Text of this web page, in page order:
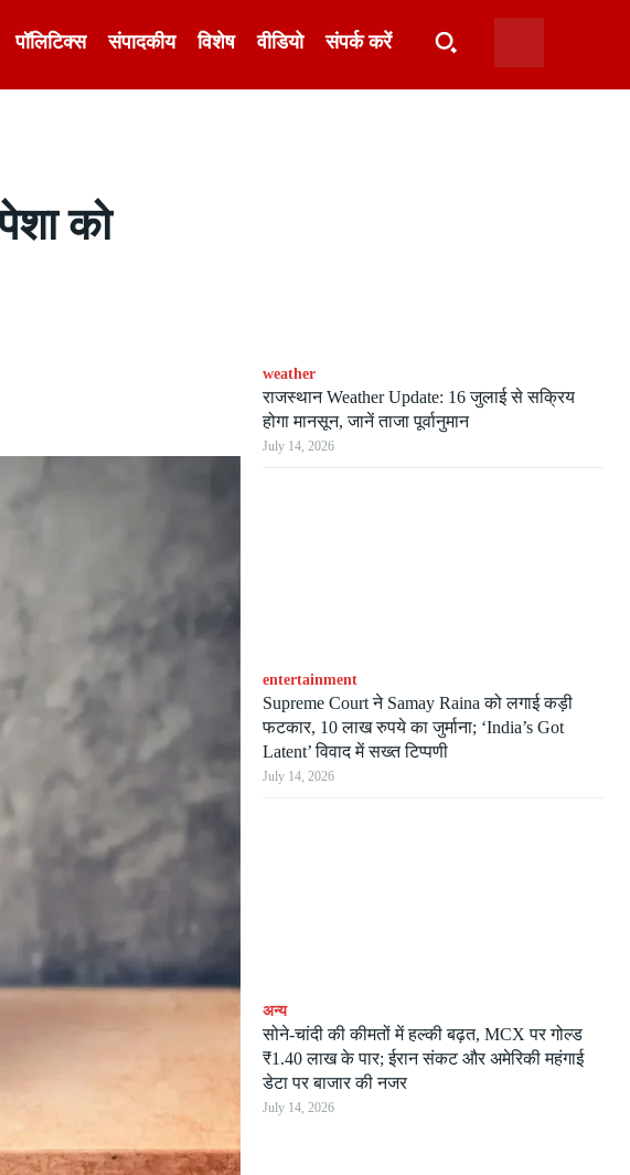
पॉलिटिक्स संपादकीय विशेष वीडियो संपर्क करें
को
weather
राजस्थान Weather Update: 16 जुलाई से सक्रिय
होगा मानसून, जानें ताजा पूर्वानुमान
July 14, 2026
entertainment
Supreme Court ने Samay Raina को लगाई कड़ी
फटकार, 10 लाख रुपये का जुर्माना; ‘India’s Got
Latent’ विवाद में सख्त टिप्पणी
July 14, 2026
अन्य
सोने-चांदी की कीमतों में हल्की बढ़त, MCX पर गोल्ड
₹1.40 लाख के पार; ईरान संकट और अमेरिकी महंगाई
डेटा पर बाजार की नजर
July 14, 2026